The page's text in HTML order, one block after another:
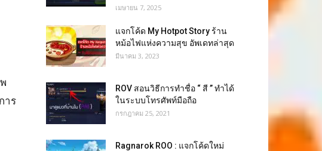
าร
เมษายน 7, 2025
แจกโค้ด My Hotpot Story ร้าน
หม้อไฟแห่งความสุข อัพเดทล่าสุด
มีนาคม 3, 2023
ROV สอนวิธีการทำชื่อ “ สี ” ทำได้
ในระบบโทรศัพท์มือถือ
กรกฎาคม 25, 2021
Ragnarok ROO : แจกโค้ดใหม่